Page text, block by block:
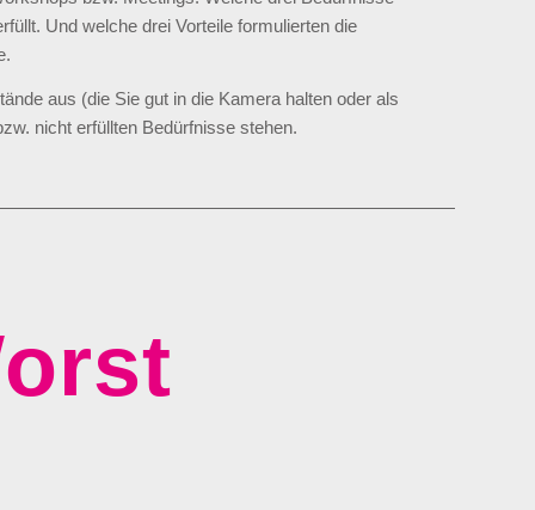
Und welche drei Vorteile formulierten die
aus (die Sie gut in die Kamera halten oder als
nicht erfüllten Bedürfnisse stehen.